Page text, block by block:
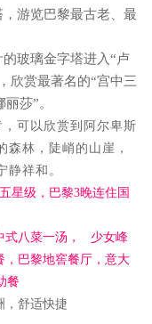
游览巴黎最古老、最
玻璃金字塔进入“卢
欣赏最著名的“宫中三
莎”。
可以欣赏到阿尔卑斯
森林，陡峭的山崖，
静祥和。
星级，巴黎3晚连住国
式八菜一汤，
少女峰
巴黎地窖餐厅， 意大
餐
，舒适快捷